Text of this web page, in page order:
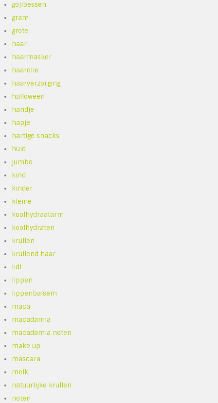
gojibessen
gram
grote
haar
haarmasker
haarolie
haarverzorging
halloween
handje
hapje
hartige snacks
huid
jumbo
kind
kinder
kleine
koolhydraatarm
koolhydraten
krullen
krullend haar
lidl
lippen
lippenbalsem
maca
macadamia
macadamia noten
make up
mascara
melk
natuurlijke krullen
noten